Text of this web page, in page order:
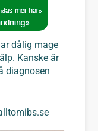
dålig mage
Kanske är
diagnosen